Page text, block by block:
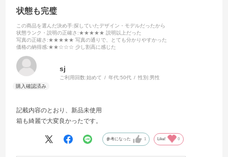
状態も完璧
この商品を選んだ決め手:探していたデザイン・モデルだったから
状態ランク・説明の正確さ :★★★★★ 説明以上だった
写真の正確さ :★★★★★ 写真の通りで、とても分かりやすかった
価格の納得感:★★☆☆☆ 少し割高に感じた
sj
ご利用回数:始めて 年代:50代 性別:男性
記載内容のとおり、新品未使用
箱も綺麗で大変良かったです。
参考になった 1 Like! 0